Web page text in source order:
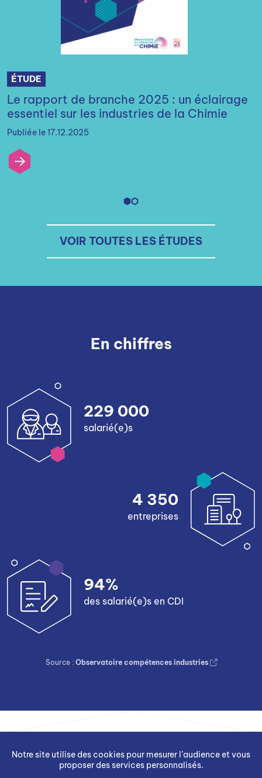
ÉTUDE
Le rapport de branche 2025 : un éclairage
essentiel sur les industries de la Chimie
Publiée le 17.12.2025
VOIR TOUTES LES ÉTUDES
En chiffres
229 000
salarié(e)s
4 350
entreprises
94%
des salarié(e)s en CDI
Source : Observatoire compétences industries
Notre site utilise des cookies pour mesurer l’audience et vous
proposer des services personnalisés.